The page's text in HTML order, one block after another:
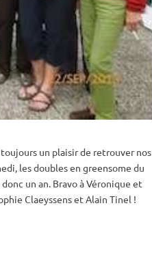
un plaisir de retrouver nos
les doubles en greensome du
un an. Bravo à Véronique et
Claeyssens et Alain Tinel !